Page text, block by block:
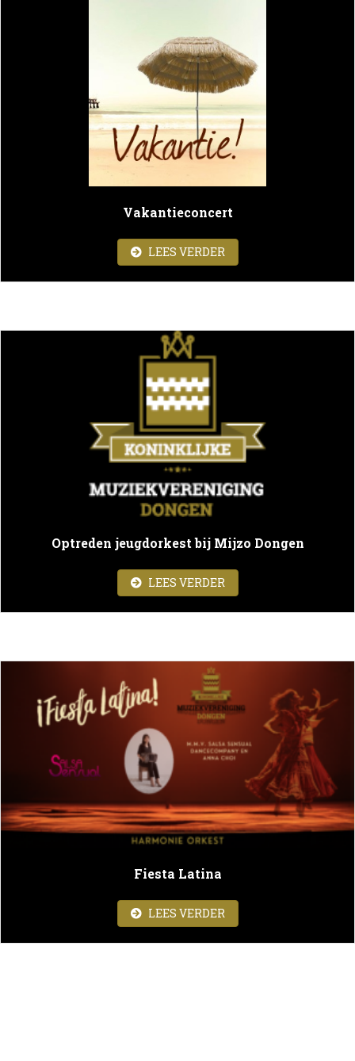
Vakantieconcert
LEES VERDERABOUT
Optreden jeugdorkest bij Mijzo Dongen
LEES VERDERABOUT OPTREDEN
Fiesta Latina
LEES VERDERABOUT FIESTA LATINA